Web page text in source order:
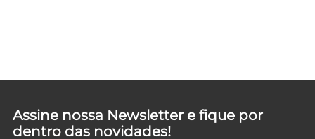
Assine nossa Newsletter e fique por
dentro das novidades!